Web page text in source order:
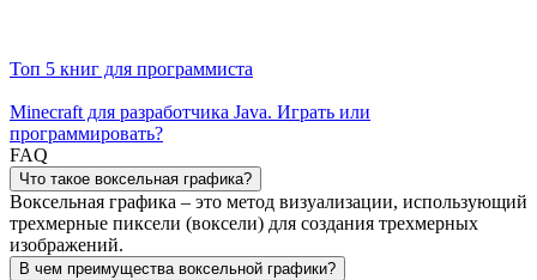
Топ 5 книг для программиста
Minecraft для разработчика Java. Играть или
программировать?
FAQ
Что такое воксельная графика?
Воксельная графика – это метод визуализации, использующий
трехмерные пиксели (воксели) для создания трехмерных
изображений.
В чем преимущества воксельной графики?